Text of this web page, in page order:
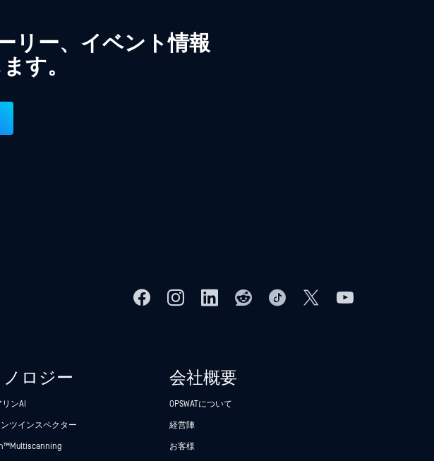
リー、イベント情報
す。
ロジー
ンAI
ツインスペクター
Multiscanning
会社概要
OPSWATについて
経営陣
お客様